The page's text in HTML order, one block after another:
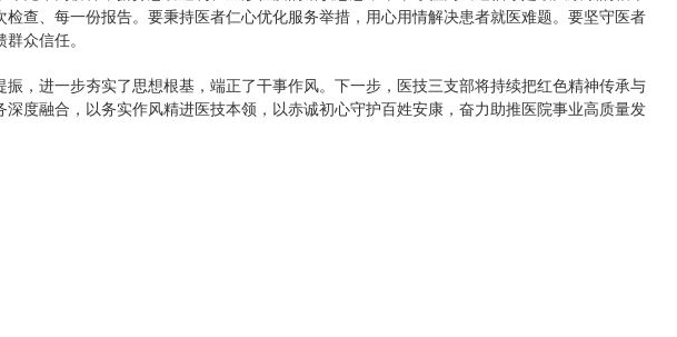
查、每一份报告。要秉持医者仁心优化服务举措，用心用情解决患者就医难题。要坚守医者
众信任。
，进一步夯实了思想根基，端正了干事作风。下一步，医技三支部将持续把红色精神传承与
度融合，以务实作风精进医技本领，以赤诚初心守护百姓安康，奋力助推医院事业高质量发